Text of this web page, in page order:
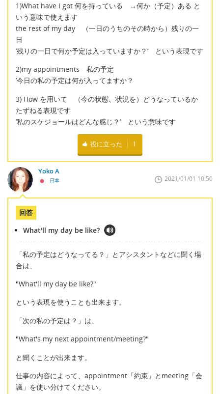
1)What have I got 何を持っている →何か（予定）ある と
いう意味で使えます
the rest of my day （一日のうちのその時から）残りの一
日
’残りの一日で何か予定は入っていますか？’ という表現です
2)my appointments 私の予定
’今日の私の予定は何が入ってますか？
3) How を用いて （今の状態、状況を）どうなっているか
たずねる表現です
’私のスケジョールはどんな感じ？’ という意味です
役に立った 1
Yoko A
日本 2021/01/01 10:50
回答
What'll my day be like?
「私の予定はどうなってる？」とアシスタントなどに聞く場
合は、
"What'll my day be like?"
という表現を使うことも出来ます。
「次の私の予定は？」は、
"What's my next appointment/meeting?"
と聞くことが出来ます。
仕事の内容によって、appointment「約束」とmeeting「会
議」を使い分けてください。